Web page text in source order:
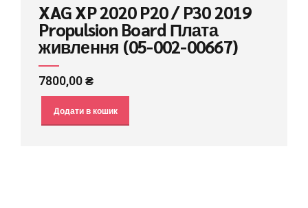
XAG XP 2020 P20 / P30 2019
Propulsion Board Плата
живлення (05-002-00667)
7800,00₴
Додати в кошик